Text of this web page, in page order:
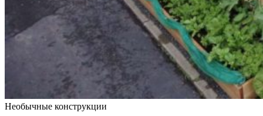
Необычные конструкции